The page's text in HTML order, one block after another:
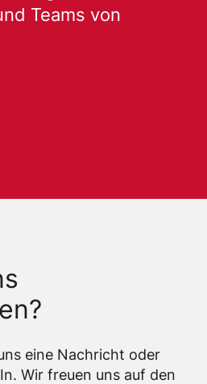
Teams von
eine Nachricht oder
Wir freuen uns auf den